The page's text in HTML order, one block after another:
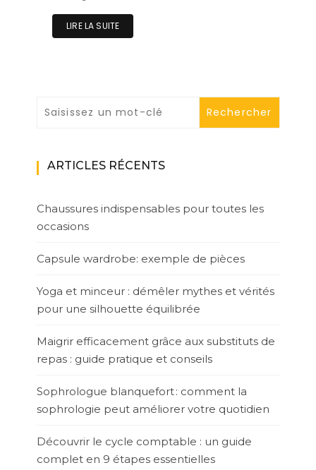
LIRE LA SUITE
ARTICLES RÉCENTS
Chaussures indispensables pour toutes les
occasions
Capsule wardrobe: exemple de pièces
Yoga et minceur : démêler mythes et vérités
pour une silhouette équilibrée
Maigrir efficacement grâce aux substituts de
repas : guide pratique et conseils
Sophrologue blanquefort : comment la
sophrologie peut améliorer votre quotidien
Découvrir le cycle comptable : un guide
complet en 9 étapes essentielles